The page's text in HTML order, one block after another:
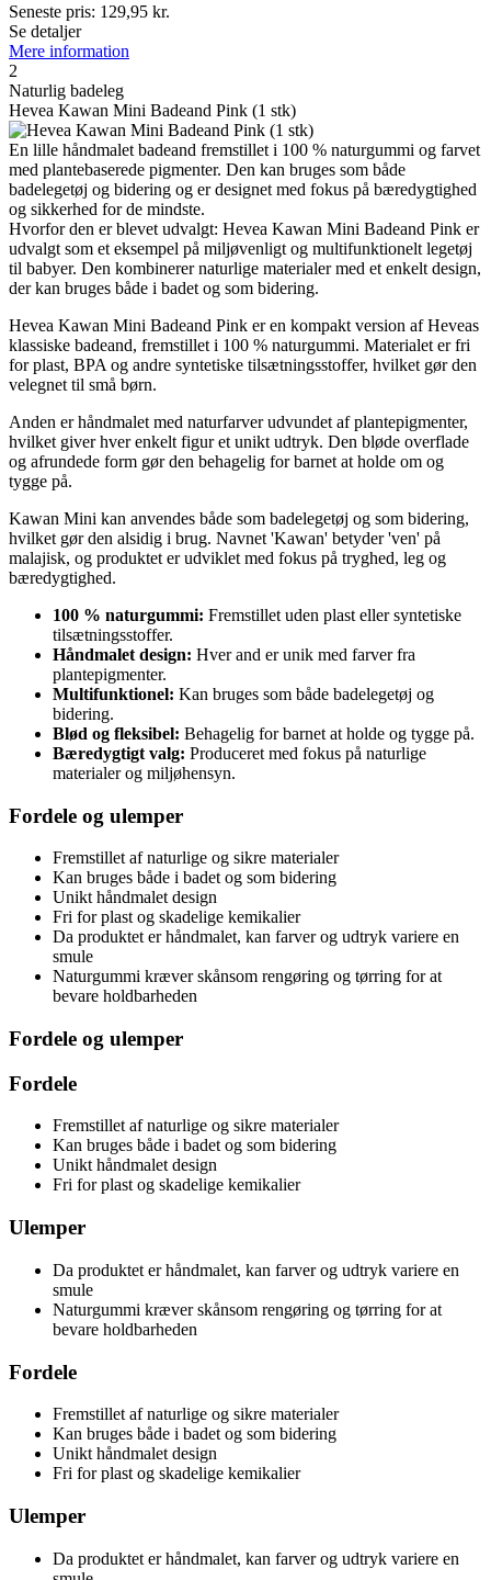
Seneste pris: 129,95 kr.
Se detaljer
Mere information
2
Naturlig badeleg
Hevea Kawan Mini Badeand Pink (1 stk)
En lille håndmalet badeand fremstillet i 100 % naturgummi og farvet
med plantebaserede pigmenter. Den kan bruges som både
badelegetøj og bidering og er designet med fokus på bæredygtighed
og sikkerhed for de mindste.
Hvorfor den er blevet udvalgt: Hevea Kawan Mini Badeand Pink er
udvalgt som et eksempel på miljøvenligt og multifunktionelt legetøj
til babyer. Den kombinerer naturlige materialer med et enkelt design,
der kan bruges både i badet og som bidering.
Hevea Kawan Mini Badeand Pink er en kompakt version af Heveas
klassiske badeand, fremstillet i 100 % naturgummi. Materialet er fri
for plast, BPA og andre syntetiske tilsætningsstoffer, hvilket gør den
velegnet til små børn.
Anden er håndmalet med naturfarver udvundet af plantepigmenter,
hvilket giver hver enkelt figur et unikt udtryk. Den bløde overflade
og afrundede form gør den behagelig for barnet at holde om og
tygge på.
Kawan Mini kan anvendes både som badelegetøj og som bidering,
hvilket gør den alsidig i brug. Navnet 'Kawan' betyder 'ven' på
malajisk, og produktet er udviklet med fokus på tryghed, leg og
bæredygtighed.
100 % naturgummi: Fremstillet uden plast eller syntetiske
tilsætningsstoffer.
Håndmalet design: Hver and er unik med farver fra
plantepigmenter.
Multifunktionel: Kan bruges som både badelegetøj og
bidering.
Blød og fleksibel: Behagelig for barnet at holde og tygge på.
Bæredygtigt valg: Produceret med fokus på naturlige
materialer og miljøhensyn.
Fordele og ulemper
Fremstillet af naturlige og sikre materialer
Kan bruges både i badet og som bidering
Unikt håndmalet design
Fri for plast og skadelige kemikalier
Da produktet er håndmalet, kan farver og udtryk variere en
smule
Naturgummi kræver skånsom rengøring og tørring for at
bevare holdbarheden
Fordele og ulemper
Fordele
Fremstillet af naturlige og sikre materialer
Kan bruges både i badet og som bidering
Unikt håndmalet design
Fri for plast og skadelige kemikalier
Ulemper
Da produktet er håndmalet, kan farver og udtryk variere en
smule
Naturgummi kræver skånsom rengøring og tørring for at
bevare holdbarheden
Fordele
Fremstillet af naturlige og sikre materialer
Kan bruges både i badet og som bidering
Unikt håndmalet design
Fri for plast og skadelige kemikalier
Ulemper
Da produktet er håndmalet, kan farver og udtryk variere en